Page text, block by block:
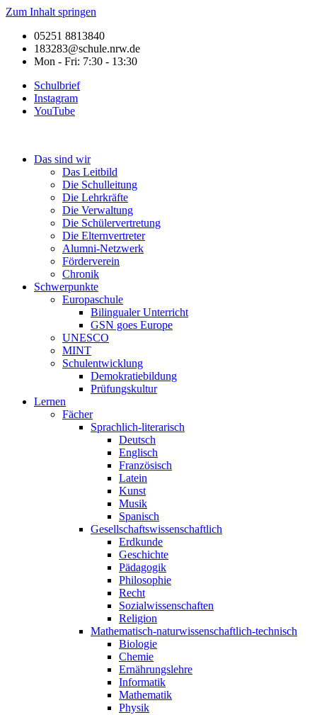
Zum Inhalt springen
05251 8813840
183283@schule.nrw.de
Mon - Fri: 7:30 - 13:30
Schulbrief
Instagram
YouTube
Das sind wir
Das Leitbild
Die Schulleitung
Die Lehrkräfte
Die Verwaltung
Die Schülervertretung
Die Elternvertreter
Alumni-Netzwerk
Förderverein
Chronik
Schwerpunkte
Europaschule
Bilingualer Unterricht
GSN goes Europe
UNESCO
MINT
Schulentwicklung
Demokratiebildung
Prüfungskultur
Lernen
Fächer
Sprachlich-literarisch
Deutsch
Englisch
Französisch
Latein
Kunst
Musik
Spanisch
Gesellschaftswissenschaftlich
Erdkunde
Geschichte
Pädagogik
Philosophie
Recht
Sozialwissenschaften
Religion
Mathematisch-naturwissenschaftlich-technisch
Biologie
Chemie
Ernährungslehre
Informatik
Mathematik
Physik